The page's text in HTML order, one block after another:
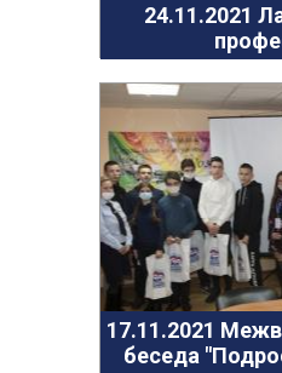
24.11.2021
17.11.2021
беседа